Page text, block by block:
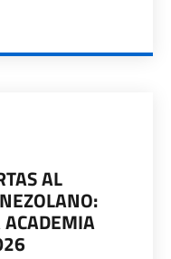
AL
ACADEMIA